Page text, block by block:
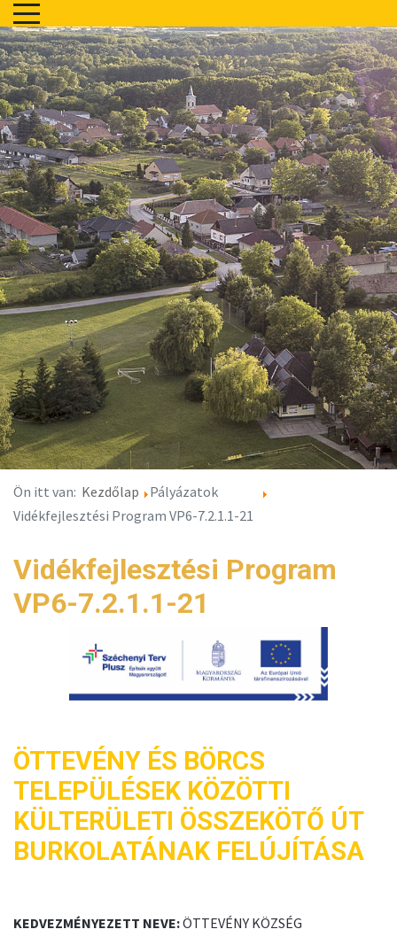
Ön itt van: Kezdőlap
Pályázatok
Vidékfejlesztési Program VP6-7.2.1.1-21
Vidékfejlesztési Program
VP6-7.2.1.1-21
ÖTTEVÉNY ÉS BÖRCS
TELEPÜLÉSEK KÖZÖTTI
KÜLTERÜLETI ÖSSZEKÖTŐ ÚT
BURKOLATÁNAK FELÚJÍTÁSA
KEDVEZMÉNYEZETT NEVE:ÖTTEVÉNY KÖZSÉG